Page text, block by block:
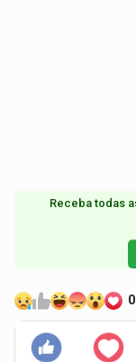
Receba todas